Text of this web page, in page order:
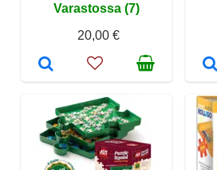
Varastossa (7)
20,00 €